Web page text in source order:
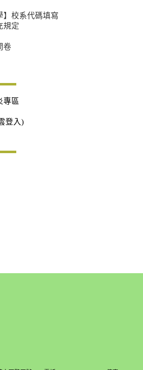
】校系代碼填寫
規定
卷
專區
登入)